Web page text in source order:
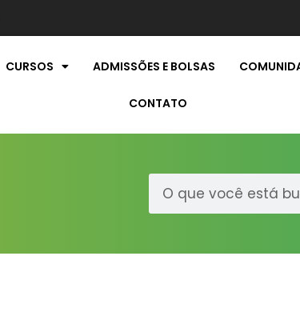
CURSOS ADMISSÕES E BOLSAS
CONTATO